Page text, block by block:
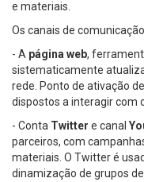
e materiais.
Os canais de
- A página web,
sistematicamente
rede. Ponto de ativação
dispostos a interagir com
- Conta Twitter e canal
parceiros, com
materiais. O Twitter é
dinamização de grupos